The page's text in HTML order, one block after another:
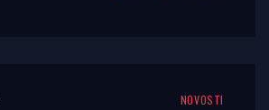
NOVOSTI